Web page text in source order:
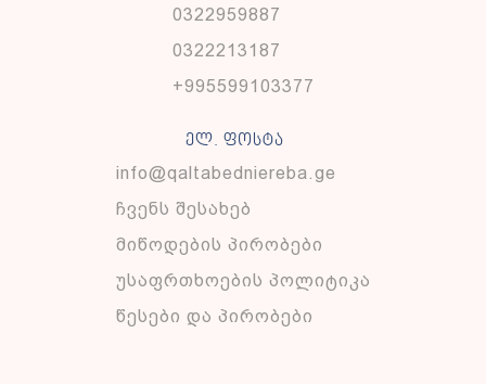
0322959887
0322213187
+995599103377
ელ. ფოსტა
info@qaltabedniereba.ge
ჩვენს შესახებ
მიწოდების პირობები
უსაფრთხოების პოლიტიკა
წესები და პირობები